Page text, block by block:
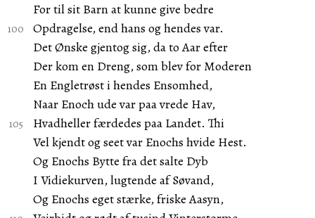
For til sit Barn at kunne give bedre
Opdragelse, end hans og hendes var.
Det Ønske gjentog sig, da to Aar efter
Der kom en Dreng, som blev for Moderen
En Engletrøst i hendes Ensomhed,
Naar Enoch ude var paa vrede Hav,
Hvadheller færdedes paa Landet. Thi
Vel kjendt og seet var Enochs hvide Hest.
Og Enochs Bytte fra det salte Dyb
I Vidiekurven, lugtende af Søvand,
Og Enochs eget stærke, friske Aasyn,